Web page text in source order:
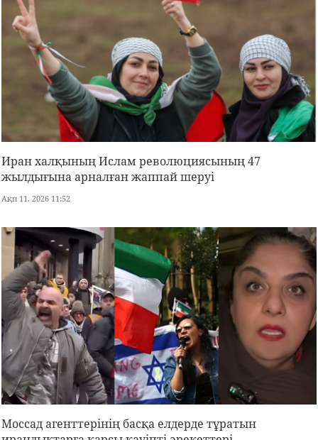
Иран халқының Ислам революциясының 47
жылдығына арналған жаппай шеруі
Ақп 11, 2026 11:52
Моссад агенттерінің басқа елдерде тұратын